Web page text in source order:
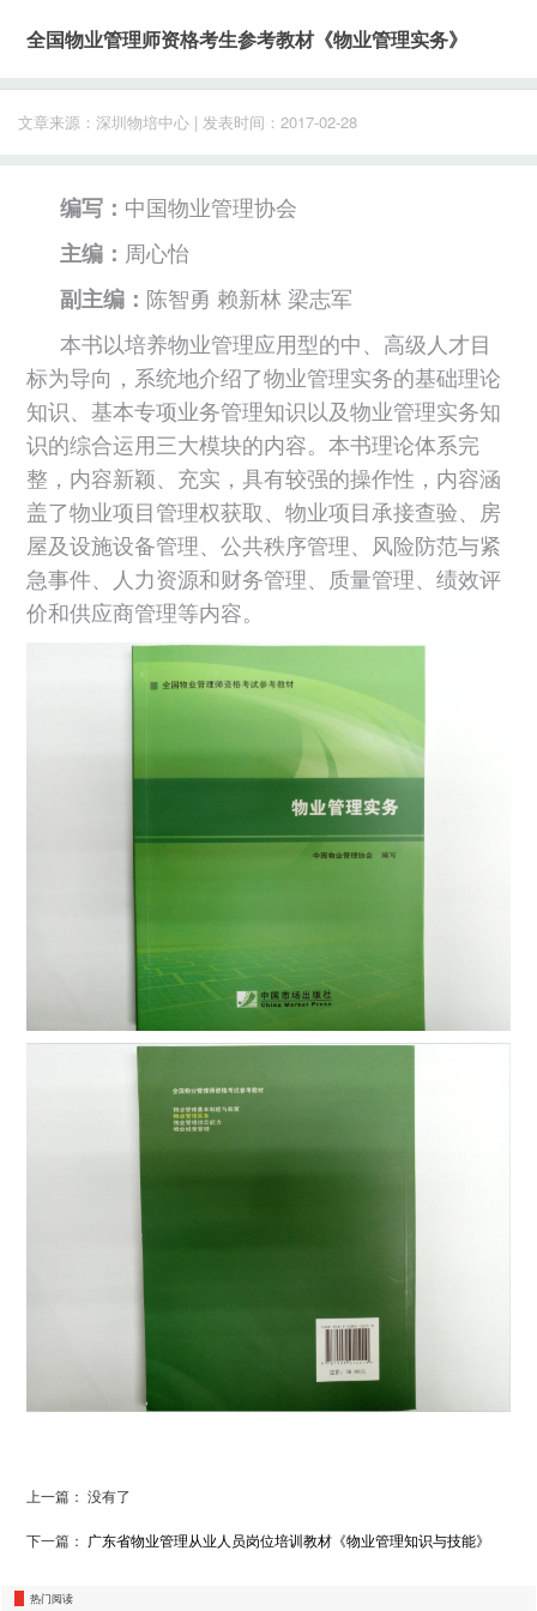
全国物业管理师资格考生参考教材《物业管理实务》
文章来源：深圳物培中心 | 发表时间：2017-02-28
编写： 中国物业管理协会
主编： 周心怡
副主编： 陈智勇 赖新林 梁志军
本书以培养物业管理应用型的中、高级人才目
标为导向，系统地介绍了物业管理实务的基础理论
知识、基本专项业务管理知识以及物业管理实务知
识的综合运用三大模块的内容。本书理论体系完
整，内容新颖、充实，具有较强的操作性，内容涵
盖了物业项目管理权获取、物业项目承接查验、房
屋及设施设备管理、公共秩序管理、风险防范与紧
急事件、人力资源和财务管理、质量管理、绩效评
价和供应商管理等内容。
上一篇： 没有了
下一篇： 广东省物业管理从业人员岗位培训教材《物业管理知识与技能》
热门阅读